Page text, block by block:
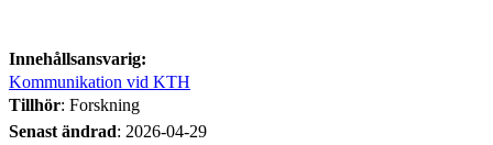
Innehållsansvarig:
Kommunikation vid KTH
Tillhör: Forskning
Senast ändrad: 2026-04-29